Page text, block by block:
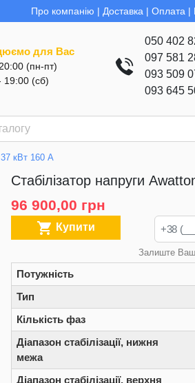
Про компанію | Доставка | Оплата |
для Вас
(пн-пт)
19:00 (сб)
050 402
097 581
093 509
093 645
37 кВт 160 А
Стабілізатор напруги
96 900,00 грн
 Купити
Залиште
Потужність
Тип
Кількість фаз
Діапазон стабілізації, нижня
межа
Діапазон стабілізації, верхня